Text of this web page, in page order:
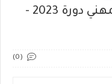
عدة الاستعداد للامتحان المهني دورة 2023 -
(0)